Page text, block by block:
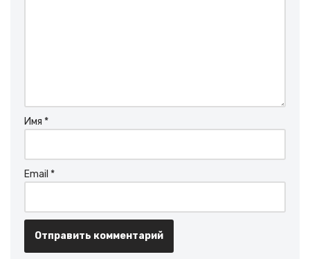
Имя *
Email *